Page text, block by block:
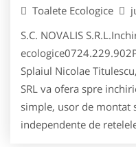
Toalete Ecologice
S.C. NOVALIS
Splaiul Nicolae
SRL va ofera spre
simple, usor de montat
independente de